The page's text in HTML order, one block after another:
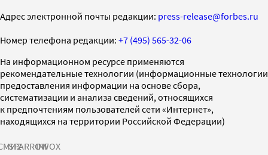
Адрес электронной почты редакции: press-release@forbes.ru
Номер телефона редакции: +7 (495) 565-32-06
На информационном ресурсе применяются
рекомендательные технологии (информационные технологии
предоставления информации на основе сбора,
систематизации и анализа сведений, относящихся
к предпочтениям пользователей сети «Интернет»,
находящихся на территории Российской Федерации)
SPARROWINFOX